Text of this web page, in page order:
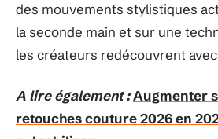
des mouvements stylistiques
la seconde main et sur une
les créateurs redécouvrent
A lire également :Augmenter
retouches couture 2026 en